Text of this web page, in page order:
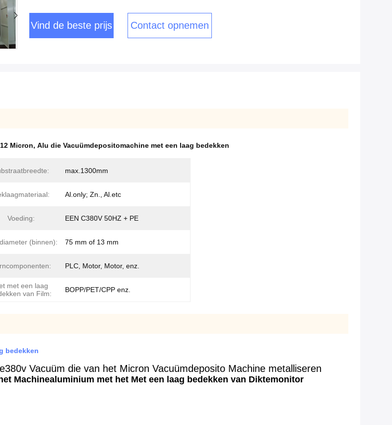
Vind de beste prijs Contact opnemen
Micron, Alu die Vacuümdepositomachine met een laag bedekken
max.1300mm
Al.only; Zn., Al.etc
Voeding: EEN C380V 50HZ + PE
(binnen): 75 mm of 13 mm
PLC, Motor, Motor, enz.
met een laag
van Film:
BOPP/PET/CPP enz.
bedekken
Vacuüm die van het Micron Vacuümdeposito Machine metalliseren
Machinealuminium met het Met een laag bedekken van Diktemonitor